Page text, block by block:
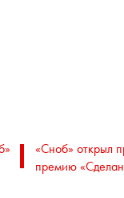
«Сноб» открыл
премию